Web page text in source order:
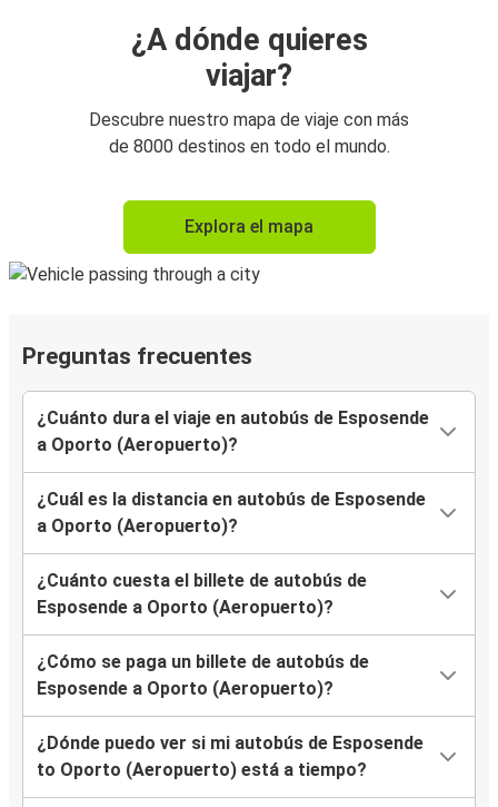
¿A dónde quieres
viajar?
Descubre nuestro mapa de viaje con más
de 8000 destinos en todo el mundo.
Explora el mapa
Preguntas frecuentes
¿Cuánto dura el viaje en autobús de Esposende
a Oporto (Aeropuerto)?
¿Cuál es la distancia en autobús de Esposende
a Oporto (Aeropuerto)?
¿Cuánto cuesta el billete de autobús de
Esposende a Oporto (Aeropuerto)?
¿Cómo se paga un billete de autobús de
Esposende a Oporto (Aeropuerto)?
¿Dónde puedo ver si mi autobús de Esposende
to Oporto (Aeropuerto) está a tiempo?